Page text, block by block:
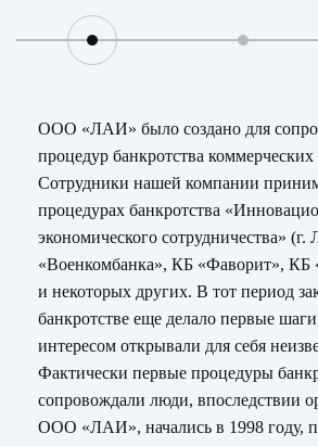
ООО «ЛАИ» было создано для
процедур банкротства коммерческих
Сотрудники нашей компании
процедурах банкротства
экономического сотрудничества»
«Военкомбанка», КБ «Фаворит», КБ
и некоторых других. В тот период
банкротстве еще делало первые
интересом открывали для себя
Фактически первые процедуры
сопровождали люди, впоследствии
ООО «ЛАИ», начались в 1998 году,